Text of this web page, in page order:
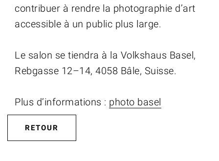
contribuer à rendre la photographie d’art
accessible à un public plus large.
Le salon se tiendra à la Volkshaus Basel,
Rebgasse 12–14, 4058 Bâle, Suisse.
Plus d’informations : photo basel
RETOUR